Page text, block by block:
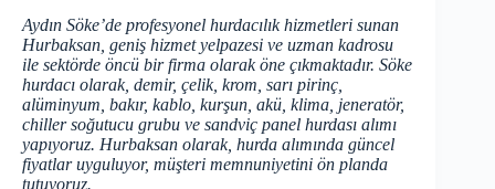
Aydın Söke’de profesyonel hurdacılık hizmetleri sunan
Hurbaksan, geniş hizmet yelpazesi ve uzman kadrosu
ile sektörde öncü bir firma olarak öne çıkmaktadır. Söke
hurdacı olarak, demir, çelik, krom, sarı pirinç,
alüminyum, bakır, kablo, kurşun, akü, klima, jeneratör,
chiller soğutucu grubu ve sandviç panel hurdası alımı
yapıyoruz. Hurbaksan olarak, hurda alımında güncel
fiyatlar uyguluyor, müşteri memnuniyetini ön planda
tutuyoruz.